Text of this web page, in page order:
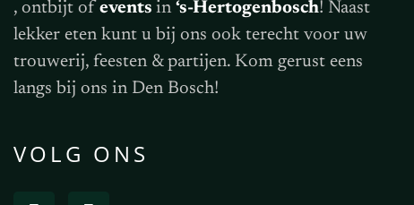
, ontbijt of events in ‘s-Hertogenbosch! Naast
lekker eten kunt u bij ons ook terecht voor uw
trouwerij, feesten & partijen. Kom gerust eens
langs bij ons in Den Bosch!
VOLG ONS